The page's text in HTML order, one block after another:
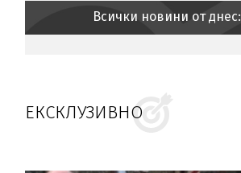
Всички новини от днес:
ЕКСКЛУЗИВНО